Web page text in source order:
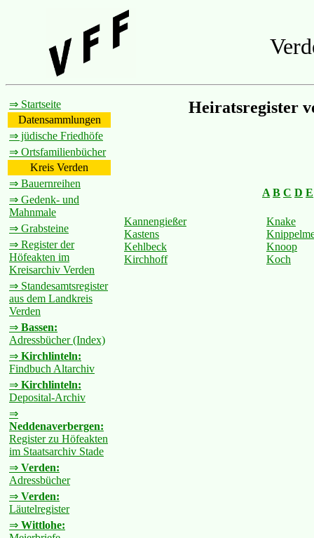
⇒ Startseite
Datensammlungen
⇒ jüdische Friedhöfe
⇒ Ortsfamilienbücher
Kreis Verden
⇒ Bauernreihen
⇒ Gedenk- und
Mahnmale
⇒ Grabsteine
⇒ Register der
Höfeakten im
Kreisarchiv Verden
⇒ Standesamtsregister
aus dem Landkreis
Verden
⇒ Bassen:
Adressbücher (Index)
⇒ Kirchlinteln:
Findbuch Altarchiv
⇒ Kirchlinteln:
Deposital-Archiv
⇒
Neddenaverbergen:
Register zu Höfeakten
im Staatsarchiv Stade
⇒ Verden:
Adressbücher
⇒ Verden:
Läutelregister
⇒ Wittlohe:
Heiratsregister
A B C D E
Kannengießer
Kastens
Kehlbeck
Kirchhoff
Knake
Knoop
Koch